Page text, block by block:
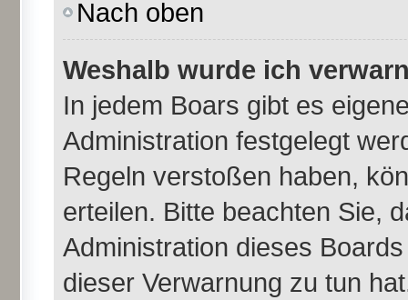
Nach oben
Weshalb wurde ich
In jedem Boars gibt es
Administration festgelegt
Regeln verstoßen haben,
erteilen. Bitte beachten Sie,
Administration dieses
dieser Verwarnung zu tun